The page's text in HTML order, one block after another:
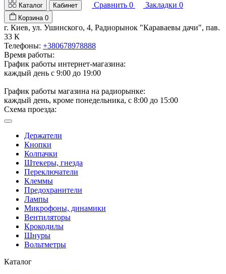
Каталог Кабинет Сравнить 0 Закладки 0
Корзина 0
г. Киев, ул. Ушинского, 4, Радиорынок "Караваевы дачи", пав.
33 К
Телефоны: +380678978888
Время работы:
График работы интернет-магазина:
каждый день с 9:00 до 19:00
График работы магазина на радиорынке:
каждый день, кроме понедельника, с 8:00 до 15:00
Схема проезда:
Держатели
Кнопки
Колпачки
Штекеры, гнезда
Переключатели
Клеммы
Предохранители
Лампы
Микрофоны, динамики
Вентиляторы
Крокодилы
Шнуры
Вольтметры
Каталог